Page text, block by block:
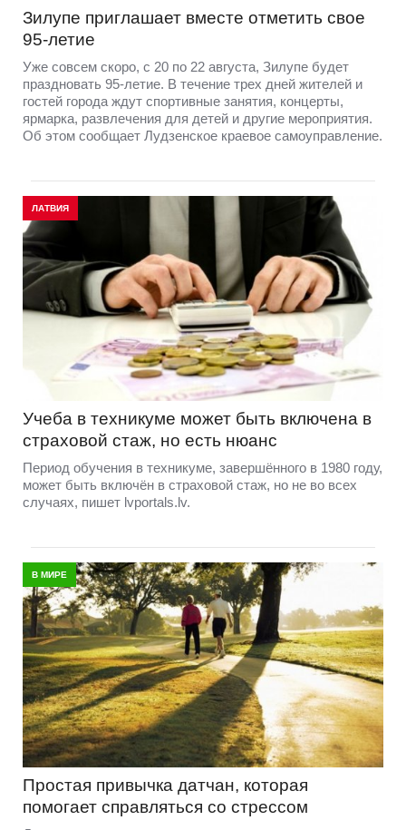
Зилупе приглашает вместе отметить свое
95-летие
Уже совсем скоро, с 20 по 22 августа, Зилупе будет
праздновать 95-летие. В течение трех дней жителей и
гостей города ждут спортивные занятия, концерты,
ярмарка, развлечения для детей и другие мероприятия.
Об этом сообщает Лудзенское краевое самоуправление.
ЛАТВИЯ
Учеба в техникуме может быть включена в
страховой стаж, но есть нюанс
Период обучения в техникуме, завершённого в 1980 году,
может быть включён в страховой стаж, но не во всех
случаях, пишет lvportals.lv.
В МИРЕ
Простая привычка датчан, которая
помогает справляться со стрессом